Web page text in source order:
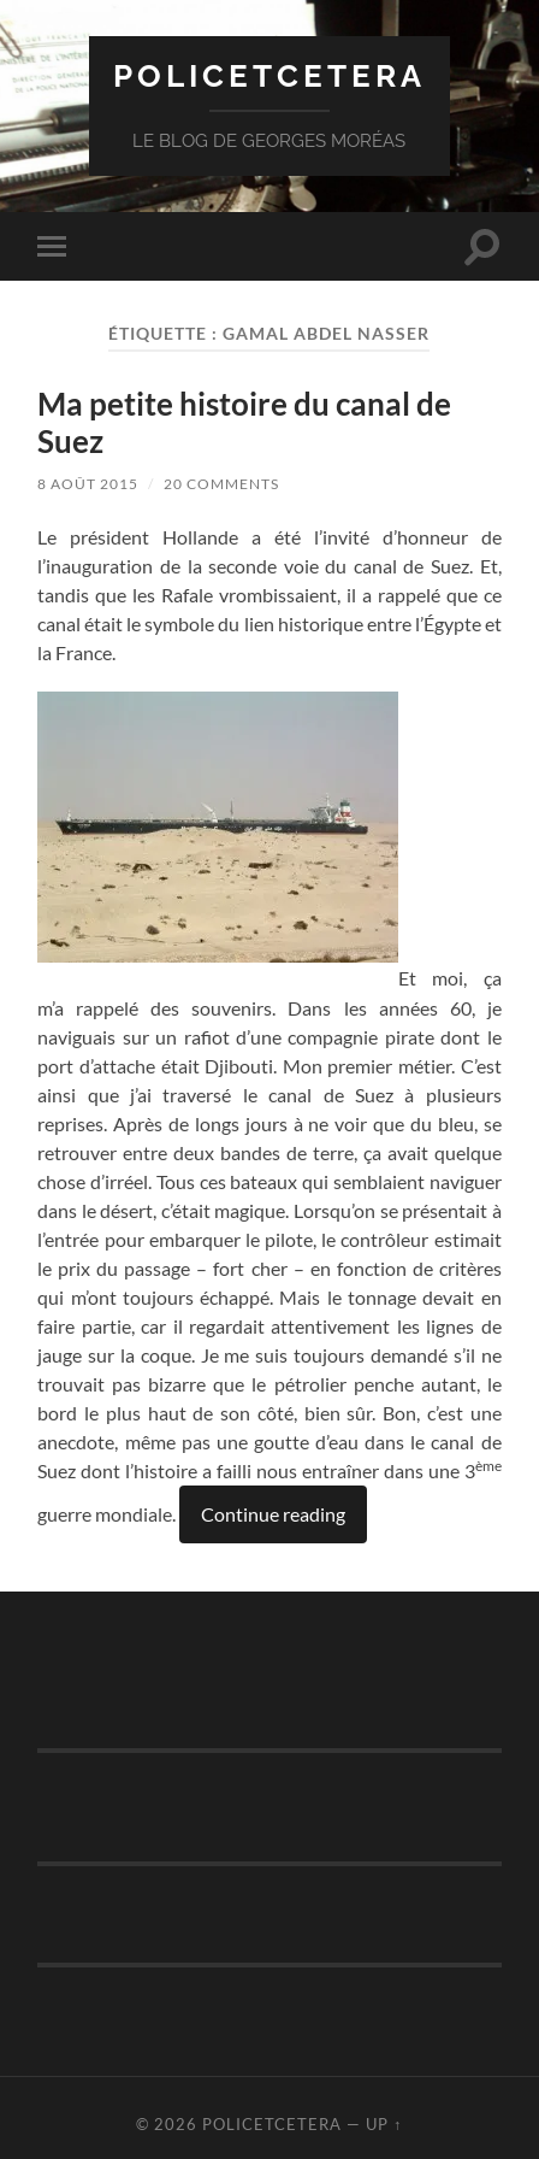
POLICETCETERA
LE BLOG DE GEORGES MORÉAS
Toggle
mobile
Toggle
ÉTIQUETTE :GAMAL ABDEL NASSER
Ma petite histoire du canal de
Suez
8 AOÛT 2015 / 20 COMMENTS
Le président Hollande a été l’invité d’honneur de
l’inauguration de la seconde voie du canal de Suez. Et,
tandis que les Rafale vrombissaient, il a rappelé que ce
canal était le symbole du lien historique entre l’Égypte et
la France.
Et moi, ça
m’a rappelé des souvenirs. Dans les années 60, je
naviguais sur un rafiot d’une compagnie pirate dont le
port d’attache était Djibouti. Mon premier métier. C’est
ainsi que j’ai traversé le canal de Suez à plusieurs
reprises. Après de longs jours à ne voir que du bleu, se
retrouver entre deux bandes de terre, ça avait quelque
chose d’irréel. Tous ces bateaux qui semblaient naviguer
dans le désert, c’était magique. Lorsqu’on se présentait à
l’entrée pour embarquer le pilote, le contrôleur estimait
le prix du passage – fort cher – en fonction de critères
qui m’ont toujours échappé. Mais le tonnage devait en
faire partie, car il regardait attentivement les lignes de
jauge sur la coque. Je me suis toujours demandé s’il ne
trouvait pas bizarre que le pétrolier penche autant, le
bord le plus haut de son côté, bien sûr. Bon, c’est une
anecdote, même pas une goutte d’eau dans le canal de
Suez dont l’histoire a failli nous entraîner dans une 3ème
guerre mondiale. Continue reading
© 2026 POLICETCETERA — UP ↑